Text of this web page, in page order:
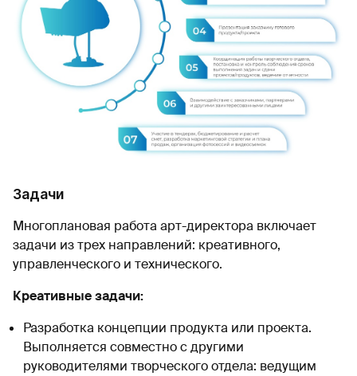
Задачи
Многоплановая работа арт-директора включает
задачи из трех направлений: креативного,
управленческого и технического.
Креативные задачи:
Разработка концепции продукта или проекта.
Выполняется совместно с другими
руководителями творческого отдела: ведущим